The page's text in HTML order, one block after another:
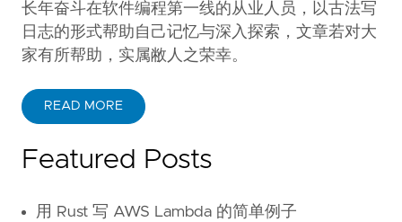
长年奋斗在软件编程第一线的从业人员，以古法写
日志的形式帮助自己记忆与深入探索，文章若对大
家有所帮助，实属敝人之荣幸。
READ MORE
Featured Posts
用 Rust 写 AWS Lambda 的简单例子